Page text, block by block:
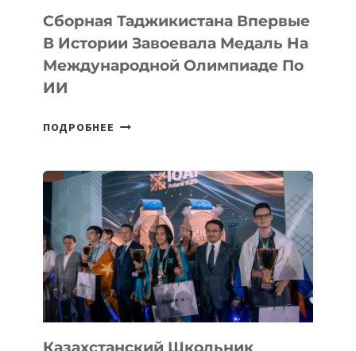
Сборная Таджикистана Впервые
В Истории Завоевала Медаль На
Международной Олимпиаде По
ИИ
ПОДРОБНЕЕ СБОРНАЯ
В
ИСТОРИИ
ЗАВОЕВАЛА
МЕДАЛЬ
НА
МЕЖДУНАРОДНОЙ
ОЛИМПИАДЕ
ПО
ИИ